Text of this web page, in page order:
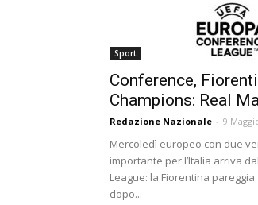
Sport
Conference,
Champions: Real
Redazione Nazionale - 9
Mercoledì europeo con due
importante per l’Italia arriva
League: la Fiorentina
dopo...